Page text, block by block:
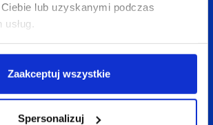
lub uzyskanymi podczas
Zaakceptuj wszystkie
Spersonalizuj
prowadził dotychczas żadnych akcji
Warto jednak zadawać to pytanie,
możemy otrzymać wiele
Bazując na wcześniejszych
dowiemy się ,co